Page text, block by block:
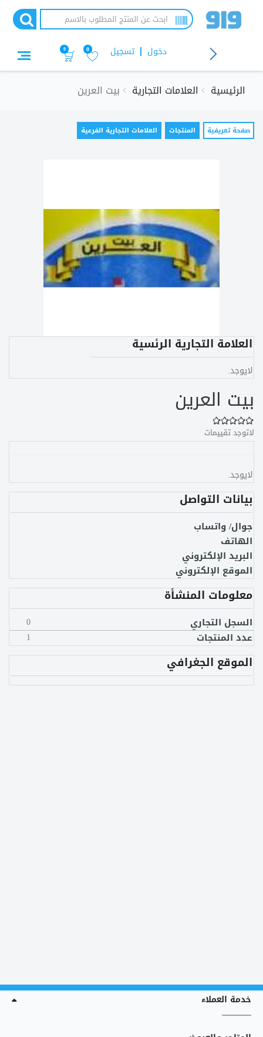
تسجيل دخول 0
0
الرئيسية العلامات التجارية بيت العرين
التبويبات
صفحة تعريفية (علامة
التبويب
المنتجات العلامات التجارية الفرعية
العلامة التجارية الرئسية
لايوجد.
بيت العرين
لاتوجد تقييمات
لايوجد.
بيانات التواصل
جوال/ واتساب
الهاتف
البريد الإلكتروني
الموقع الإلكتروني
معلومات المنشأة
السجل التجاري 0
عدد المنتجات 1
الموقع الجغرافي
خدمة العملاء